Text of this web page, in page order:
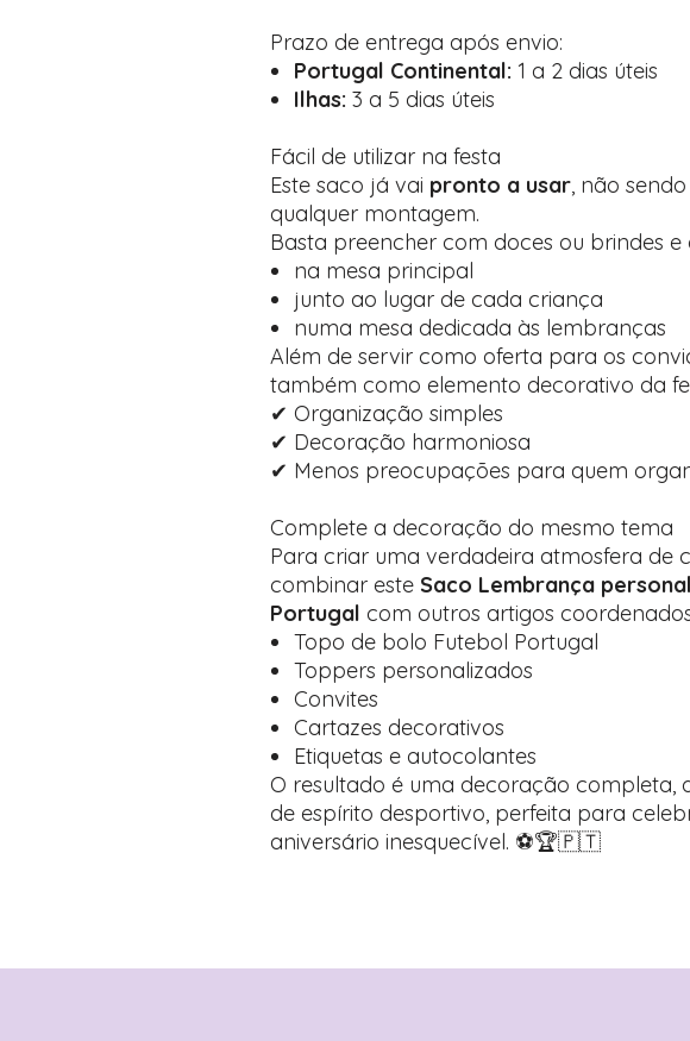
Prazo de entrega após envio:
Portugal Continental: 1 a 2 dias úteis
Ilhas: 3 a 5 dias úteis
Fácil de utilizar na festa
Este saco já vai pronto a usar, não
qualquer montagem.
Basta preencher com doces ou brindes e
na mesa principal
junto ao lugar de cada criança
numa mesa dedicada às lembranças
Além de servir como oferta para os
também como elemento decorativo da
✔ Organização simples
✔ Decoração harmoniosa
✔ Menos preocupações para quem
Complete a decoração do mesmo tema
Para criar uma verdadeira atmosfera de
combinar este Saco Lembrança
Portugal com outros artigos
Topo de bolo Futebol Portugal
Toppers personalizados
Convites
Cartazes decorativos
Etiquetas e autocolantes
O resultado é uma decoração completa,
de espírito desportivo, perfeita para
aniversário inesquecível. ⚽🏆🇵🇹